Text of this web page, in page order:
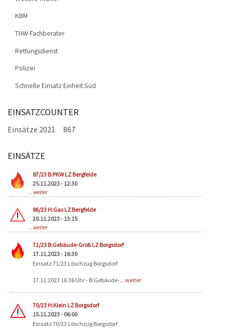
KBM
THW Fachberater
Rettungsdienst
Polizei
Schnelle Einsatz Einheit Süd
EINSATZCOUNTER
Einsätze 2021 867
EINSÄTZE
87/23 B:PKW LZ Bergfelde
25.11.2023 - 12:30
... weiter
86/23 H:Gas LZ Bergfelde
20.11.2023 - 13:15
... weiter
71/23 B:Gebäude-Groß LZ Borgsdorf
17.11.2023 - 16:30
Einsatz 71/23 Löschzug Borgsdorf
17.11.2023 16:36 Uhr - B:Gebäude-... weiter
70/23 H:Klein LZ Borgsdorf
15.11.2023 - 06:00
Einsatz 70/23 Löschzug Borgsdorf
Seiten